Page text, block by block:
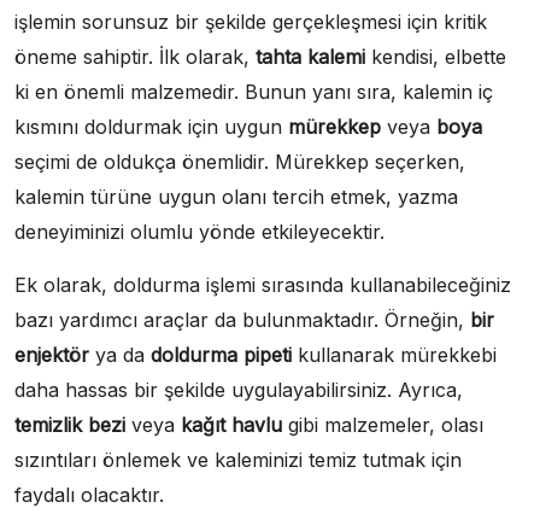
işlemin sorunsuz bir şekilde gerçekleşmesi için kritik
öneme sahiptir. İlk olarak, tahta kalemi kendisi, elbette
ki en önemli malzemedir. Bunun yanı sıra, kalemin iç
kısmını doldurmak için uygun mürekkep veya boya
seçimi de oldukça önemlidir. Mürekkep seçerken,
kalemin türüne uygun olanı tercih etmek, yazma
deneyiminizi olumlu yönde etkileyecektir.
Ek olarak, doldurma işlemi sırasında kullanabileceğiniz
bazı yardımcı araçlar da bulunmaktadır. Örneğin, bir
enjektör ya da doldurma pipeti kullanarak mürekkebi
daha hassas bir şekilde uygulayabilirsiniz. Ayrıca,
temizlik bezi veya kağıt havlu gibi malzemeler, olası
sızıntıları önlemek ve kaleminizi temiz tutmak için
faydalı olacaktır.